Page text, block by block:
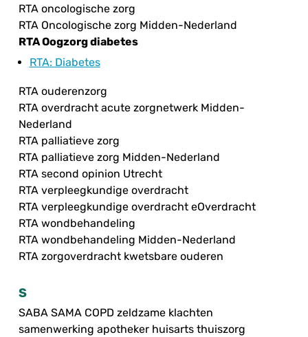
RTA oncologische zorg
RTA Oncologische zorg Midden-Nederland
RTA Oogzorg diabetes
RTA: Diabetes
RTA ouderenzorg
RTA overdracht acute zorgnetwerk Midden-
Nederland
RTA palliatieve zorg
RTA palliatieve zorg Midden-Nederland
RTA second opinion Utrecht
RTA verpleegkundige overdracht
RTA verpleegkundige overdracht eOverdracht
RTA wondbehandeling
RTA wondbehandeling Midden-Nederland
RTA zorgoverdracht kwetsbare ouderen
S
SABA SAMA COPD zeldzame klachten
samenwerking apotheker huisarts thuiszorg